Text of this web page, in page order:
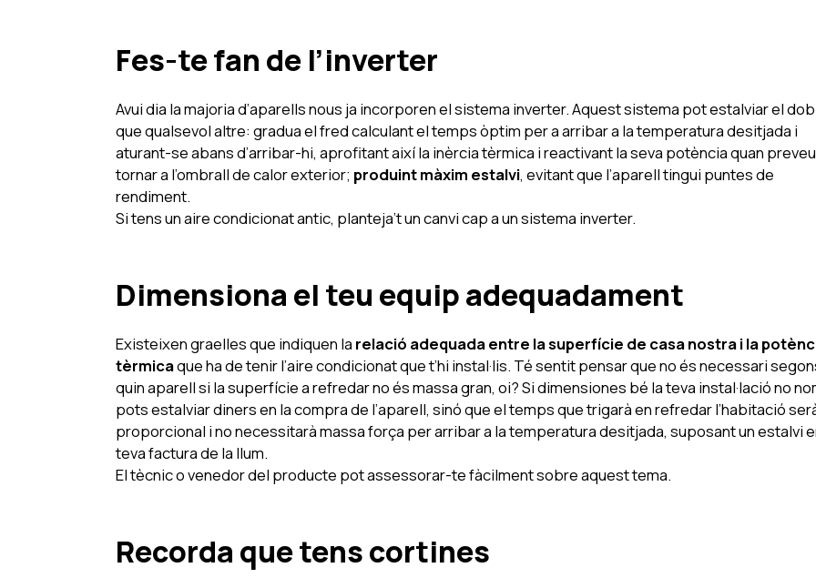
Fes-te fan de l’inverter
Avui dia la majoria d’aparells nous ja incorporen el sistema inverter. Aquest sistema pot estalviar el
que qualsevol altre: gradua el fred calculant el temps òptim per a arribar a la temperatura desitjada i
aturant-se abans d’arribar-hi, aprofitant així la inèrcia tèrmica i reactivant la seva potència quan preveu
tornar a l’ombrall de calor exterior; produint màxim estalvi, evitant que l’aparell tingui puntes de
rendiment.
Si tens un aire condicionat antic, planteja’t un canvi cap a un sistema inverter.
Dimensiona el teu equip adequadament
Existeixen graelles que indiquen la relació adequada entre la superfície de casa nostra i la
tèrmicaque ha de tenir l’aire condicionat que t’hi instal·lis. Té sentit pensar que no és necessari
quin aparell si la superfície a refredar no és massa gran, oi? Si dimensiones bé la teva instal·lació no
pots estalviar diners en la compra de l’aparell, sinó que el temps que trigarà en refredar l’habitació
proporcional i no necessitarà massa força per arribar a la temperatura desitjada, suposant un estalvi
teva factura de la llum.
El tècnic o venedor del producte pot assessorar-te fàcilment sobre aquest tema.
Recorda que tens cortines